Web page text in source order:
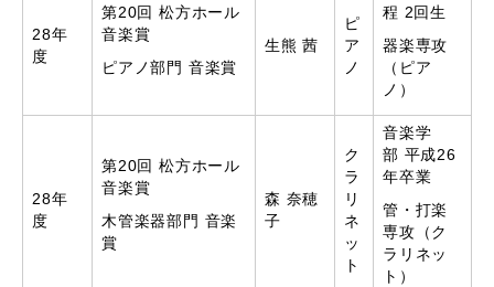
28年
度
第20回 松方ホール
音楽賞
ピアノ部門 音楽賞
生熊 茜
ピ
ア
ノ
程 2回生
器楽専攻
（ピア
ノ）
28年
度
第20回 松方ホール
音楽賞
木管楽器部門 音楽
賞
森 奈穂
子
ク
ラ
リ
ネ
ッ
ト
音楽学
部 平成26
年卒業
管・打楽
専攻（ク
ラリネッ
ト）